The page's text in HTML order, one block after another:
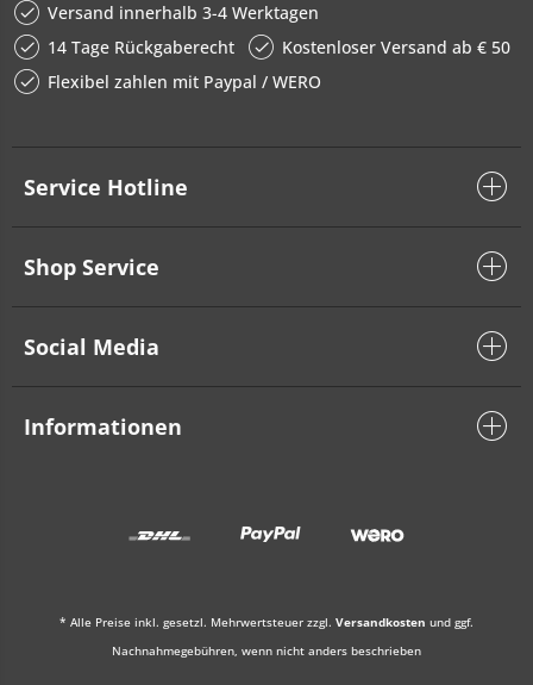
Versand innerhalb 3-4 Werktagen
14 Tage Rückgaberecht
Kostenloser Versand ab € 50
Flexibel zahlen mit Paypal / WERO
Service Hotline
Shop Service
Social Media
Informationen
* Alle Preise inkl. gesetzl. Mehrwertsteuer zzgl. Versandkosten und ggf.
Nachnahmegebühren, wenn nicht anders beschrieben